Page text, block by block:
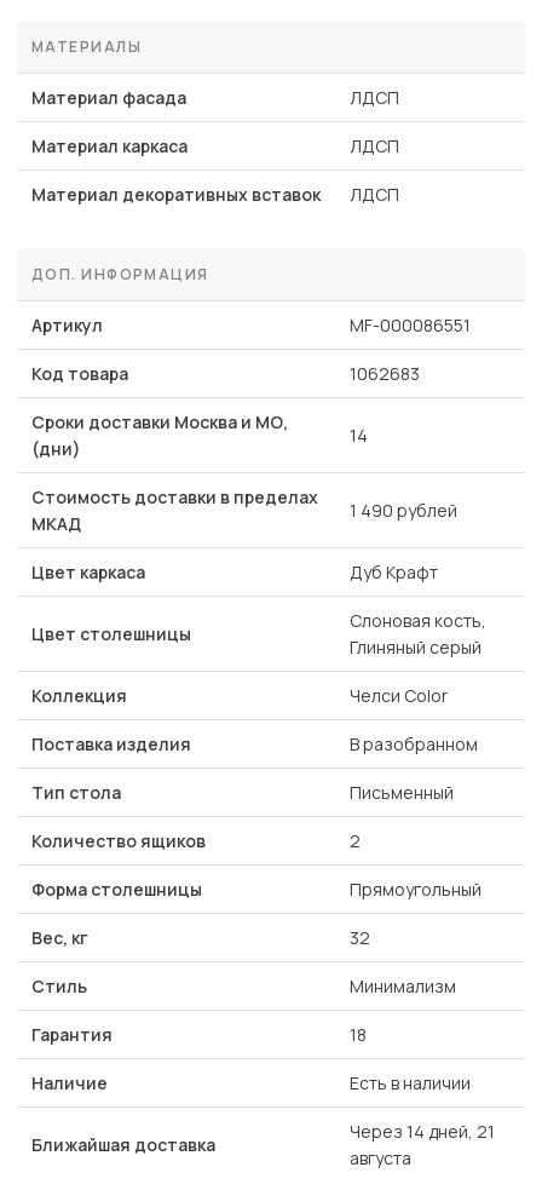
МАТЕРИАЛЫ
Материал фасада ЛДСП
Материал каркаса ЛДСП
Материал декоративных вставок ЛДСП
ДОП. ИНФОРМАЦИЯ
Артикул MF-000086551
Код товара 1062683
Сроки доставки Москва и МО,
(дни)
14
Стоимость доставки в пределах
МКАД
1 490 рублей
Цвет каркаса Дуб Крафт
Цвет столешницы
Слоновая кость,
Глиняный серый
Коллекция Челси Color
Поставка изделия В разобранном
Тип стола Письменный
Количество ящиков 2
Форма столешницы Прямоугольный
Вес, кг 32
Стиль Минимализм
Гарантия 18
Наличие Есть в наличии
Ближайшая доставка
Через 14 дней, 21
августа